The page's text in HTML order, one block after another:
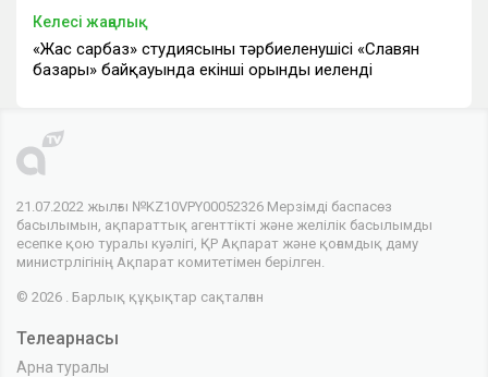
Келесі жаңалық
«Жас сарбаз» студиясының тәрбиеленушісі «Славян
базары» байқауында екінші орынды иеленді
21.07.2022 жылғы №KZ10VPY00052326 Мерзімді баспасөз
басылымын, ақпараттық агенттікті және желілік басылымды
есепке қою туралы куәлігі, ҚР Ақпарат және қоғамдық даму
министрлігінің Ақпарат комитетімен берілген.
© 2026 . Барлық құқықтар сақталған
Телеарнасы
Арна туралы